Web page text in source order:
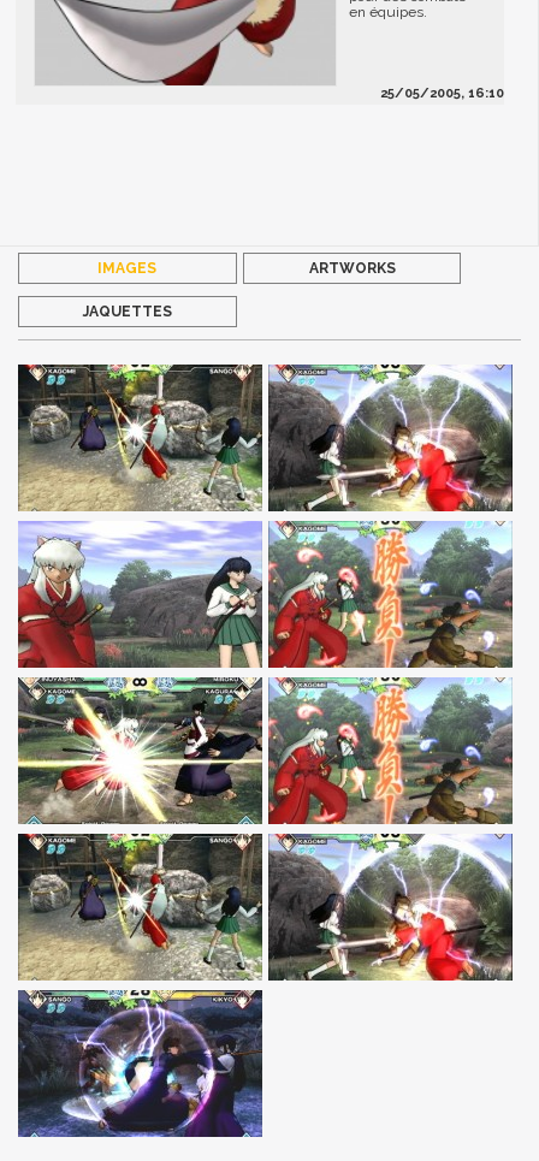
en équipes.
25/05/2005, 16:10
IMAGES ARTWORKS
JAQUETTES